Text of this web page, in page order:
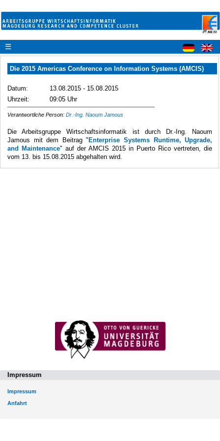
☰
Die 2015 Americas Conference on Information Systems (AMCIS)
Datum:
13.08.2015 - 15.08.2015
Uhrzeit:
09:05 Uhr
Verantwortliche Person: Dr.-Ing. Naoum Jamous
Die Arbeitsgruppe Wirtschaftsinformatik ist durch Dr.-Ing. Naoum
Jamous mit dem Beitrag " Enterprise Systems Runtime, Upgrade,
and Maintenance" auf der AMCIS 2015 in Puerto Rico vertreten, die
vom 13. bis 15.08.2015 abgehalten wird.
Impressum
Impressum
Anfahrt